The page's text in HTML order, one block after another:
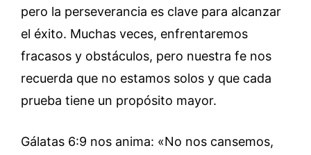
pero la perseverancia es clave para alcanzar
el éxito. Muchas veces, enfrentaremos
fracasos y obstáculos, pero nuestra fe nos
recuerda que no estamos solos y que cada
prueba tiene un propósito mayor.
Gálatas 6:9 nos anima: «No nos cansemos,